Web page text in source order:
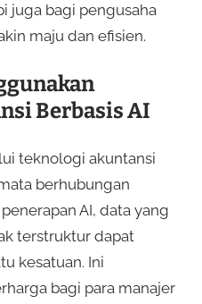
juga bagi pengusaha
maju dan efisien.
Berbasis AI
teknologi akuntansi
berhubungan
AI, data yang
terstruktur dapat
kesatuan. Ini
bagi para manajer